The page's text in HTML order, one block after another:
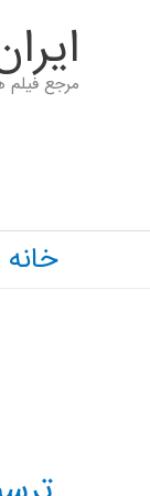
مرجع
خانه